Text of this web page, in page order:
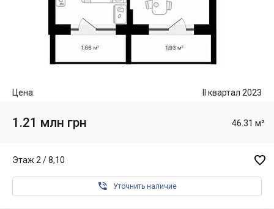
Цена: II квартал 2023
1.21 млн грн 46.31 м²
Этаж 2 / 8,10 
 Уточнить наличие